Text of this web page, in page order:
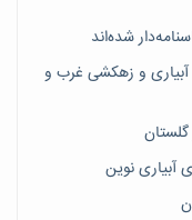
طرح آبیاری و زهکشی غرب و
آبیاری نوین